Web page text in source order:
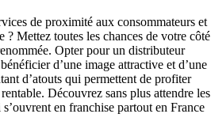
de proximité aux consommateurs et
? Mettez toutes les chances de votre côté
Opter pour un distributeur
d’une image attractive et d’une
d’atouts qui permettent de profiter
Découvrez sans plus attendre les
en franchise partout en France